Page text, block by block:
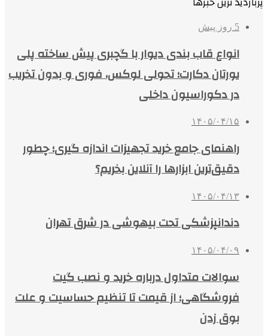
5 روز پیش
انواع قاب بندی دیوار با گچبری پیش ساخته پلی
یورتان دکارت؛ تحولی لوکس، فوری و بدون تخریب
در دکوراسیون داخلی
۱۴۰۵/۰۴/۱۵
راهنمای جامع خرید تجهیزات اندازه گیری؛ چطور
دقیق‌ترین ابزارها را آنلاین بخریم؟
۱۴۰۵/۰۴/۱۳
دندانپزشکی تحت بیهوشی در شرق تهران
۱۴۰۵/۰۴/۰۹
سوالات متداول درباره خرید و نصب گیت
فروشگاهی؛ از قیمت تا تنظیم حساسیت و علت
بوق زدن